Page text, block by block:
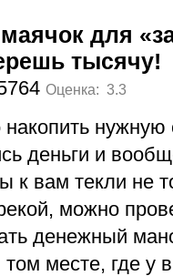
для
тысячу!
Оценка: 3.3
нужную
деньги и
к вам текли не
можно
денежный
том месте, где у